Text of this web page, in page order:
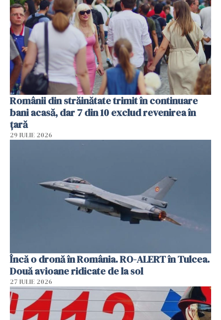
Românii din străinătate trimit în continuare
bani acasă, dar 7 din 10 exclud revenirea în
țară
29 IULIE 2026
Încă o dronă în România. RO-ALERT în Tulcea.
Două avioane ridicate de la sol
27 IULIE 2026